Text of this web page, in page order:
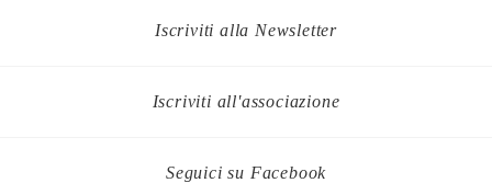
Iscriviti alla Newsletter
Iscriviti all'associazione
Seguici su Facebook